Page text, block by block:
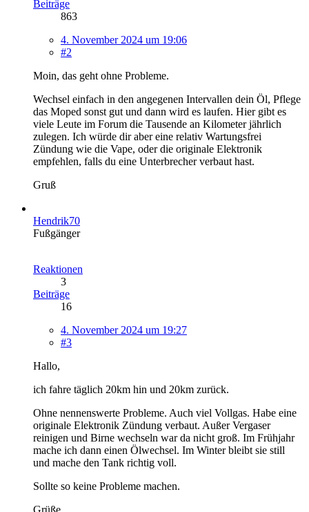
Beiträge
863
4. November 2024 um 19:06
#2
Moin, das geht ohne Probleme.
Wechsel einfach in den angegenen Intervallen dein Öl, Pflege
das Moped sonst gut und dann wird es laufen. Hier gibt es
viele Leute im Forum die Tausende an Kilometer jährlich
zulegen. Ich würde dir aber eine relativ Wartungsfrei
Zündung wie die Vape, oder die originale Elektronik
empfehlen, falls du eine Unterbrecher verbaut hast.
Gruß
Hendrik70
Fußgänger
Reaktionen
3
Beiträge
16
4. November 2024 um 19:27
#3
Hallo,
ich fahre täglich 20km hin und 20km zurück.
Ohne nennenswerte Probleme. Auch viel Vollgas. Habe eine
originale Elektronik Zündung verbaut. Außer Vergaser
reinigen und Birne wechseln war da nicht groß. Im Frühjahr
mache ich dann einen Ölwechsel. Im Winter bleibt sie still
und mache den Tank richtig voll.
Sollte so keine Probleme machen.
Grüße